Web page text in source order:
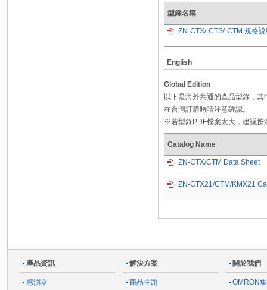
型錄名稱
ZN-CTX/-CTS/-CTM 規格
English
Global Edition
以下是海外共通的產品型錄，
在台灣訂購時請注意確認。
※若型錄PDF檔案太大，建議按
Catalog Name
ZN-CTX/CTM Data Sheet
ZN-CTX21/CTM/KMX21
產品資訊
感測器
解決方案
商品主題
關於我們
OMRON